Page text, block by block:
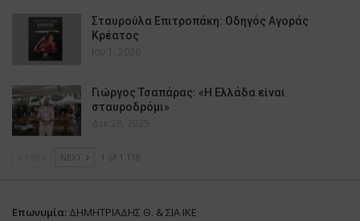
Σταυρούλα Επιτροπάκη: Οδηγός Αγοράς
Κρέατος
Ιαν 1, 2026
Γιώργος Τσαπάρας: «Η Ελλάδα είναι
σταυροδρόμι»
Δεκ 28, 2025
NEXT 1 of 1.118
Επωνυμία: ΔΗΜΗΤΡΙΑΔΗΣ Θ. & ΣΙΑ ΙΚΕ